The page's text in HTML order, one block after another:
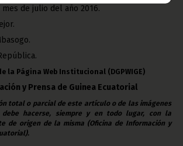
de julio del año 2016.
la Página Web Institucional (DGPWIGE)
y Prensa de Guinea Ecuatorial
total o parcial de este artículo o de las imágenes
debe hacerse, siempre y en todo lugar, con la
de origen de la misma (Oficina de Información y